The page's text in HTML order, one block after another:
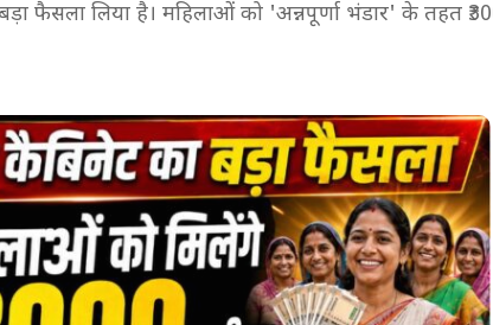
फैसला लिया है। महिलाओं को 'अन्नपूर्णा भंडार' के तहत